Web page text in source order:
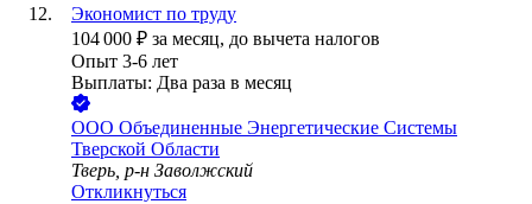
Экономист по труду
104 000 ₽ за месяц, до вычета налогов
Опыт 3-6 лет
Выплаты: Два раза в месяц
ООО Объединенные Энергетические Системы
Тверской Области
Тверь, р-н Заволжский
Откликнуться